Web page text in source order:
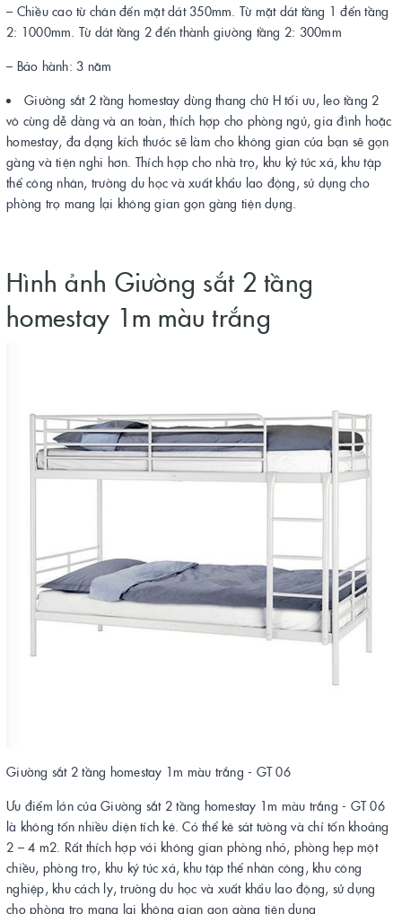
– Chiều cao từ chân đến mặt dát 350mm. Từ mặt dát tầng 1 đến tầng
2: 1000mm. Từ dát tầng 2 đến thành giường tầng 2: 300mm
– Bảo hành: 3 năm
Giường sắt 2 tầng homestay dùng thang chữ H tối ưu, leo tầng 2
vô cùng dễ dàng và an toàn, thích hợp cho phòng ngủ, gia đình hoặc
homestay, đa dạng kích thước sẽ làm cho không gian của bạn sẽ gọn
gàng và tiện nghi hơn. Thích hợp cho nhà trọ, khu ký túc xá, khu tập
thể công nhân, trường du học và xuất khẩu lao động, sử dụng cho
phòng trọ mang lại không gian gọn gàng tiện dụng.
Hình ảnh Giường sắt 2 tầng
homestay 1m màu trắng
Giường sắt 2 tầng homestay 1m màu trắng - GT 06
Ưu điểm lớn của Giường sắt 2 tầng homestay 1m màu trắng - GT 06
là không tốn nhiều diện tích kê. Có thể kê sát tường và chỉ tốn khoảng
2 – 4 m2. Rất thích hợp với không gian phòng nhỏ, phòng hẹp một
chiều, phòng trọ, khu ký túc xá, khu tập thể nhân công, khu công
nghiệp, khu cách ly, trường du học và xuất khẩu lao động, sử dụng
cho phòng trọ mang lại không gian gọn gàng tiện dụng